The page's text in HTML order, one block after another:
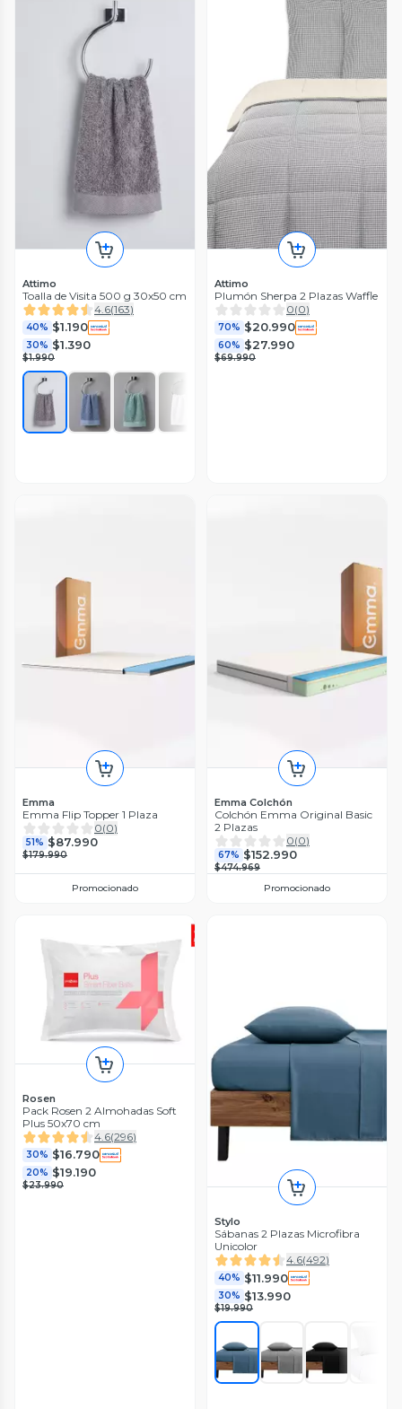
Attimo
Toalla de Visita 500 g 30x50 cm
4.6(163)
40% $1.190
30% $1.390
$1.990
Attimo
Plumón Sherpa 2 Plazas Waffle
0(0)
70% $20.990
60% $27.990
$69.990
Emma
Emma Flip Topper 1 Plaza
0(0)
51% $87.990
$179.990
Promocionado
Emma Colchón
Colchón Emma Original Basic
2 Plazas
0(0)
67% $152.990
$474.969
Promocionado
Rosen
Pack Rosen 2 Almohadas Soft
Plus 50x70 cm
4.6(296)
30% $16.790
20% $19.190
$23.990
Stylo
Sábanas 2 Plazas Microfibra
Unicolor
4.6(492)
40% $11.990
30% $13.990
$19.990